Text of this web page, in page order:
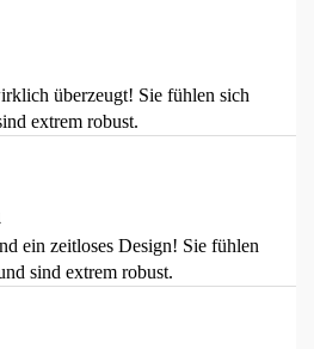
überzeugt! Sie fühlen sich
extrem robust.
ein zeitloses Design! Sie fühlen
sind extrem robust.